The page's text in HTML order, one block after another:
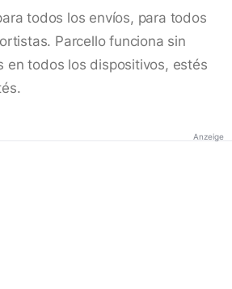
todos los envíos, para todos
Parcello funciona sin
en todos los dispositivos, estés
Anzeige